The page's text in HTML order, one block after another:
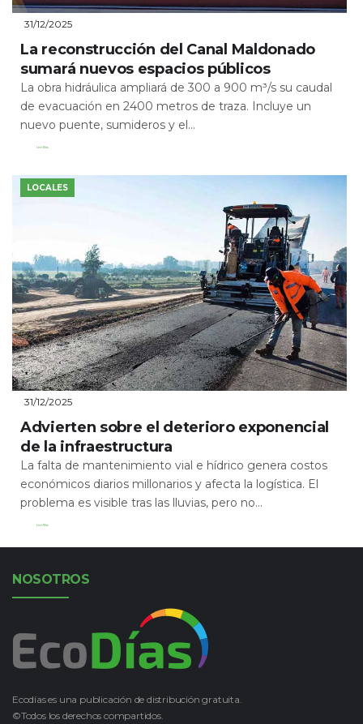
31/12/2025
La reconstrucción del Canal Maldonado
sumará nuevos espacios públicos
La obra hidráulica ampliará de 300 a 900 m³/s su caudal
de evacuación en 2400 metros de traza. Incluye un
nuevo puente, sumideros y el...
Leer Más
LOCALES
31/12/2025
Advierten sobre el deterioro exponencial
de la infraestructura
La falta de mantenimiento vial e hídrico genera costos
económicos diarios millonarios y afecta la logística. El
problema es visible tras las lluvias, pero no...
Leer Más
NOSOTROS
Ecodías es una publicación de distribución gratuita.
©Todos los derechos compartidos.